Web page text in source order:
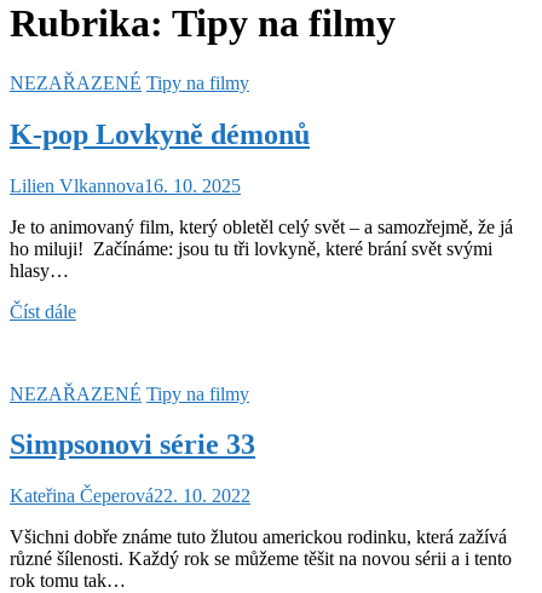
Rubrika: Tipy na filmy
NEZAŘAZENÉ Tipy na filmy
K-pop Lovkyně démonů
Lilien Vlkannova16. 10. 2025
Je to animovaný film, který obletěl celý svět – a samozřejmě, že já
ho miluji! Začínáme: jsou tu tři lovkyně, které brání svět svými
hlasy…
Číst dáleK-
NEZAŘAZENÉ Tipy na filmy
Simpsonovi série 33
Kateřina Čeperová22. 10. 2022
Všichni dobře známe tuto žlutou americkou rodinku, která zažívá
různé šílenosti. Každý rok se můžeme těšit na novou sérii a i tento
rok tomu tak…